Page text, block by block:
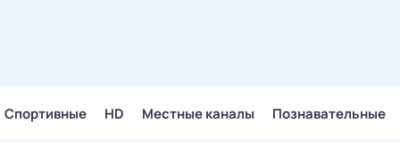
Спортивные HD Местные каналы Познавательные